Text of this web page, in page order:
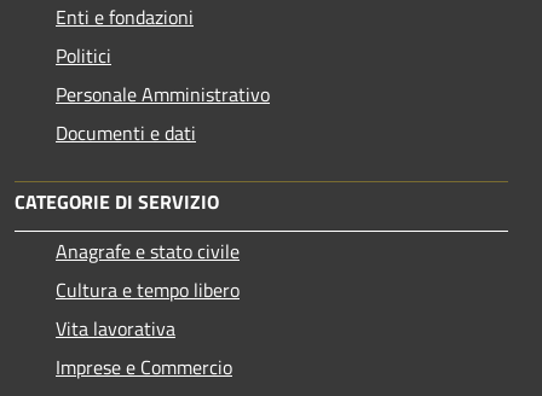
Enti e fondazioni
Politici
Personale Amministrativo
Documenti e dati
CATEGORIE DI SERVIZIO
Anagrafe e stato civile
Cultura e tempo libero
Vita lavorativa
Imprese e Commercio